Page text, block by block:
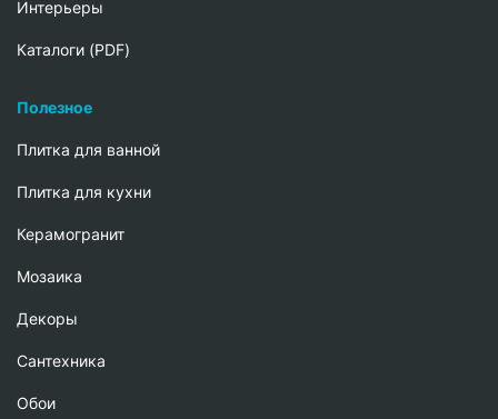
Интерьеры
Каталоги (PDF)
Полезное
Плитка для ванной
Плитка для кухни
Керамогранит
Мозаика
Декоры
Сантехника
Обои